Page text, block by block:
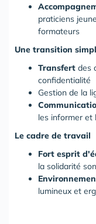
praticiens
formateurs
Une transition
Transfert des
confidentialité
Gestion de la
les informer et
Le cadre de travail
Fort esprit
la solidarité
lumineux et